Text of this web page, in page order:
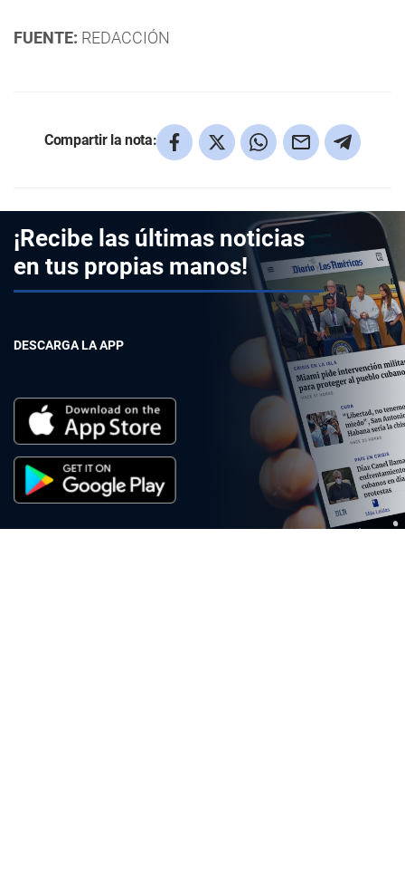
FUENTE: REDACCIÓN
Compartir la nota:
¡Recibe las últimas noticias
en tus propias manos!
DESCARGA LA APP